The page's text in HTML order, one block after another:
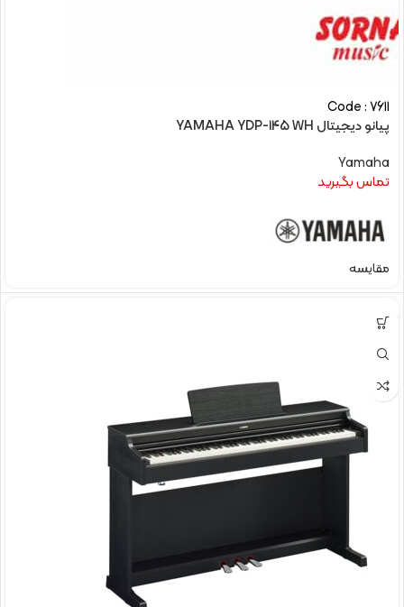
Code : 7611
پیانو دیجیتال YAMAHA YDP-145 WH
Yamaha
تماس بگیرید
مقایسه